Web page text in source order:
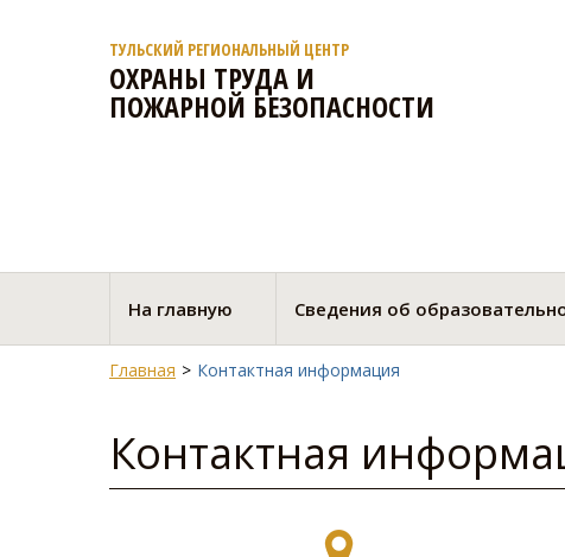
ТУЛЬСКИЙ РЕГИОНАЛЬНЫЙ ЦЕНТР
ОХРАНЫ ТРУДА И
ПОЖАРНОЙ БЕЗОПАСНОСТИ
На главную Сведения об
Главная Контактная информация
Контактная